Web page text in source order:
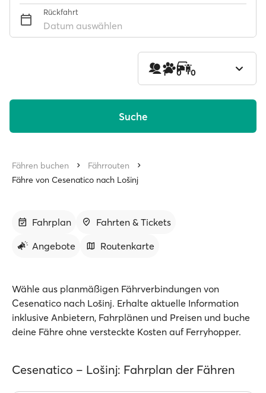
Rückfahrt
Datum auswählen
1 0 0
Suche
Fähren buchen
Fährrouten
Fähre von Cesenatico nach Lošinj
Fahrplan
Fahrten & Tickets
Angebote
Routenkarte
Wähle aus planmäßigen Fährverbindungen von
Cesenatico nach Lošinj. Erhalte aktuelle Information
inklusive Anbietern, Fahrplänen und Preisen und buche
deine Fähre ohne versteckte Kosten auf Ferryhopper.
Cesenatico – Lošinj: Fahrplan der Fähren